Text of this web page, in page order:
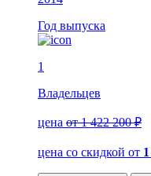
Год выпуска
1
Владельцев
цена от 1 422 200 ₽
цена со скидкой от